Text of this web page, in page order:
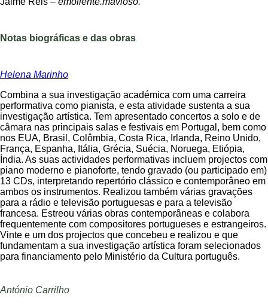
Notas biográficas e das obras
Helena Marinho
Combina a sua investigação académica com uma carreira
performativa como pianista, e esta atividade sustenta a sua
investigação artística. Tem apresentado concertos a solo e de
câmara nas principais salas e festivais em Portugal, bem como
nos EUA, Brasil, Colômbia, Costa Rica, Irlanda, Reino Unido,
França, Espanha, Itália, Grécia, Suécia, Noruega, Etiópia,
Índia. As suas actividades performativas incluem projectos com
piano moderno e pianoforte, tendo gravado (ou participado em)
13 CDs, interpretando repertório clássico e contemporâneo em
ambos os instrumentos. Realizou também várias gravações
para a rádio e televisão portuguesas e para a televisão
francesa. Estreou várias obras contemporâneas e colabora
frequentemente com compositores portugueses e estrangeiros.
Vinte e um dos projectos que concebeu e realizou e que
fundamentam a sua investigação artística foram selecionados
para financiamento pelo Ministério da Cultura português.
António Carrilho